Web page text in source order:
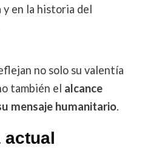
en la historia del
no solo su valentía
también el alcance
mensaje humanitario.
actual